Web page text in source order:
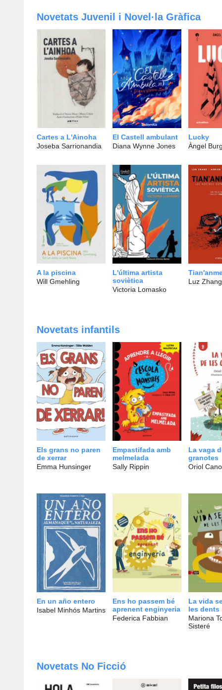
Novetats Juvenil i Novel·la Gràfica
Cartes a L'Ainoha
Joseba Sarrionandia
El Castell ambulant
Diana Wynne Jones
Lucky
Àngel
A la piscina
Will Gmehling
L'última artista
soviètica
Victoria Lomasko
Luz Zhang
Novetats infantils
Els grans no paren
de xerrar
Emma Hunsinger
Empastifada amb
melmelada
Sally Rippin
La vaga
granotes
Oriol
En un año entero
Isabel Minhós Martins
Ens ho passem bé
aprenent enginyeria
Federica Fabbian
La vida
les dents
Mariona
Sisteré
Novetats No Ficció